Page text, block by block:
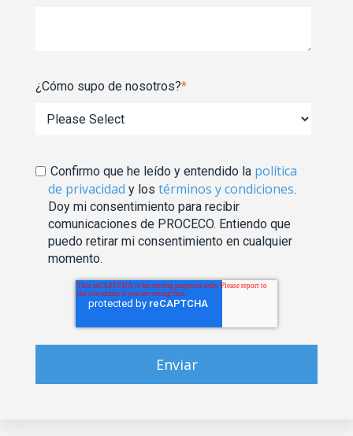
¿Cómo supo de nosotros?*
Confirmo que he leído y entendido la política
de privacidad y los términos y condiciones.
Doy mi consentimiento para recibir
comunicaciones de PROCECO. Entiendo que
puedo retirar mi consentimiento en cualquier
momento.